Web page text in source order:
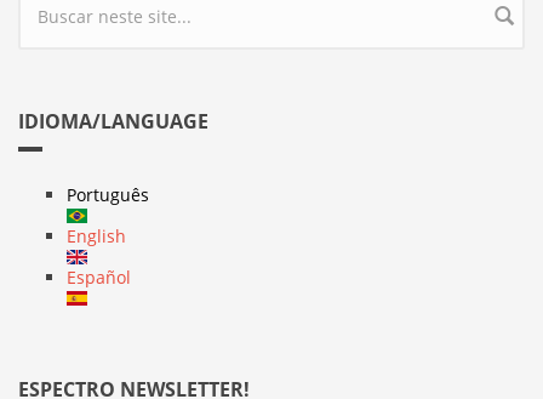
Formulário de busca
IDIOMA/LANGUAGE
Português
English
Español
ESPECTRO NEWSLETTER!